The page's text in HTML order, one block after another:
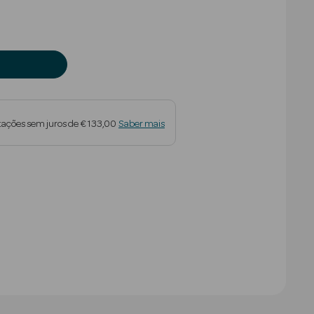
sem juros de € 133,00 Saber mais